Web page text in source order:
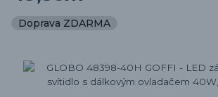
Doprava ZDARMA